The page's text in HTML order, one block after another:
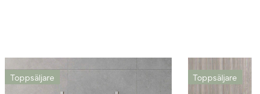
Toppsäljare Toppsäljare